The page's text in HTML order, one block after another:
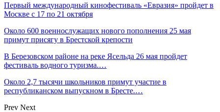
Первый международный кинофестиваль «Евразия» пройдет в
Москве с 17 по 21 октября
Около 600 военнослужащих нового пополнения 25 мая
примут присягу в Брестской крепости
В Березовском районе на реке Ясельда 26 мая пройдет
фестиваль водного туризма.…
Около 2,7 тысячи школьников примут участие в
республиканском выпускном в Бресте.…
Prev Next